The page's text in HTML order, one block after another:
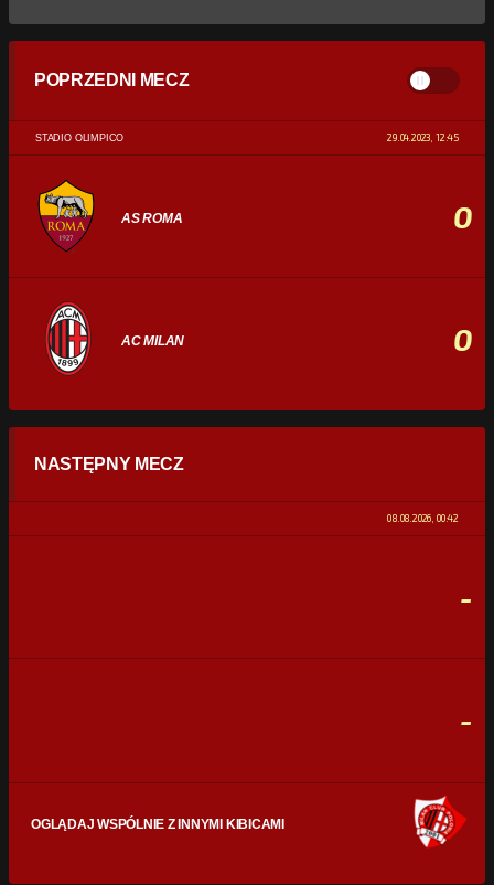
POPRZEDNI MECZ
STADIO OLIMPICO 29.04.2023, 12:45
AS ROMA 0
AC MILAN 0
STATYSTYKI
0% 100%
NASTĘPNY MECZ
08.08.2026, 00:42
-
-
OGLĄDAJ WSPÓLNIE Z INNYMI KIBICAMI